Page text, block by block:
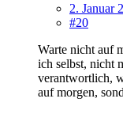
2. Januar
#20
Warte nicht auf
ich selbst, nicht
verantwortlich,
auf morgen,